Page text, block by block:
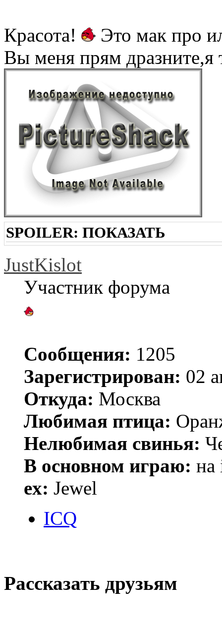
Красота!
Это мак про
Вы меня прям дразните,я
SPOILER: ПОКАЗАТЬ
JustKislot
Участник форума
Сообщения: 1205
Зарегистрирован: 02
Откуда: Москва
Любимая птица:
Нелюбимая свинья:
В основном играю: на
ex: Jewel
ICQ
Рассказать друзьям